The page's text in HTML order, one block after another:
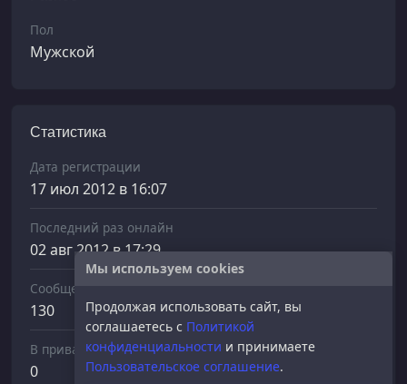
Пол
Мужской
Статистика
Дата регистрации
17 июл 2012 в 16:07
Последний раз онлайн
02 авг 2012 в 17:29
Сообщений отправлено
130
В приват
0
Мы используем cookies
Продолжая использовать сайт, вы
соглашаетесь с Политикой
конфиденциальности и принимаете
Пользовательское соглашение.